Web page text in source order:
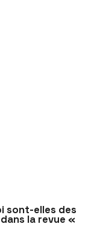
sont-elles des
la revue «